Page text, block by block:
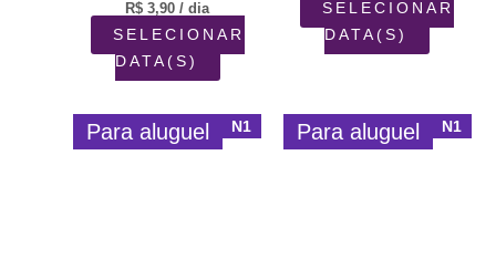
R$ 3,90 / dia
SELECIONAR
DATA(S)
SELECIONAR
DATA(S)
Para aluguel N1 Para aluguel N1